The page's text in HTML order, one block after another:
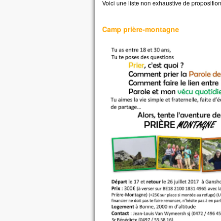
À
et
«
«
si
Voici une liste non exhaustive de
Camp prière-montagne